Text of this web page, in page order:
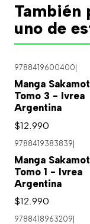
También
uno de
9788419600400
Manga
Tomo 3 - Ivrea
Argentina
$12.990
9788419383839|
Manga
Tomo 1 - Ivrea
Argentina
$12.990
9788418963209